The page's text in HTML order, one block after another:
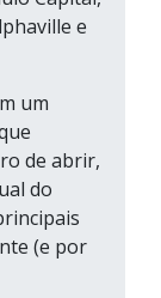
e
um
de abrir,
do
(e por